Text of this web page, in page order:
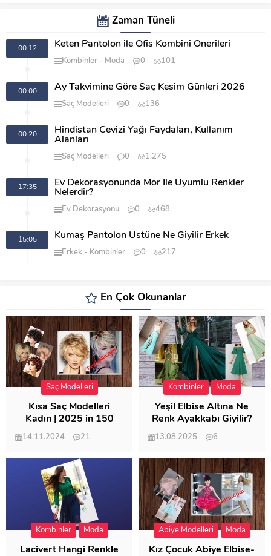
Zaman Tüneli
00:12 Keten Pantolon ile Ofis Kombini Önerileri
Kombinler Moda 0 101
00:00 Ay Takvimine Göre Saç Kesim Günleri 2026
Saç Modelleri 0 136
00:20
Hindistan Cevizi Yağı Faydaları, Kullanım
Alanları
Saç Modelleri 0 1.275
17:35
Ev Dekorasyonunda Mor İle Uyumlu Renkler
Nelerdir?
Ev Dekorasyonu 0 468
15:05 Kumaş Pantolon Üstüne Ne Giyilir Erkek
Erkek Kombinler 0 217
En Çok Okunanlar
Saç Modelleri
Kısa Saç Modelleri
Kadın | 2025 in 150
Modeli
14.11.2024
21
Kombinler Moda
Yeşil Elbise Altına Ne
Renk Ayakkabı Giyilir?
13.08.2025
6
Kombinler Moda
Lacivert Hangi Renkle
Abiye Modelleri Moda
Kız Çocuk Abiye Elbise-